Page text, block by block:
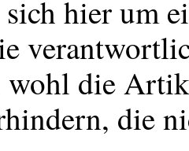
hier um
die
die